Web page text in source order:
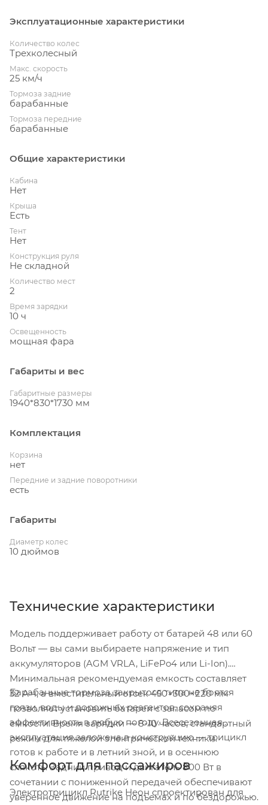
Эксплуатационные характеристики
Количество колес
Трехколесный
Макс. скорость
25 км/ч
Тормоза задние
барабанные
Тормоза передние
барабанные
Общие характеристики
Кабина
Нет
Крыша
Есть
Тент
Нет
Конструкция руля
Не складной
Количество мест
2
Время зарядки
10 ч
Освещенность
мощная фара
Габариты и вес
Габаритные размеры
1940*830*1730 мм
Комплектация
Корзина
нет
Передние и задние поворотники
есть
Габариты
Диаметр колес
10 дюймов
Технические характеристики
Модель поддерживает работу от батарей 48 или 60
Вольт — вы сами выбираете напряжение и тип
аккумуляторов (AGM VRLA, LiFePo4 или Li-Ion).
Минимальная рекомендуемая емкость составляет
32 А·ч, а вместительный отсек 450×300×220 мм
позволяет установить батареи с запасом по
емкости. Время зарядки — 8-10 часов, стандартный
режим для тяжелой электрической техники.
Барабанные тормоза закрытого типа не боятся
грязи, воды и дорожных реагентов, сохраняя
эффективность в любую погоду. Всесезонная
эксплуатация заложена в конструкцию — трицикл
готов к работе и в летний зной, и в осеннюю
слякоть. Задний привод и двигатель 800 Вт в
сочетании с пониженной передачей обеспечивают
уверенное движение на подъемах и по бездорожью.
Комфорт для пассажиров
Электротрицикл Rutrike Неон спроектирован для